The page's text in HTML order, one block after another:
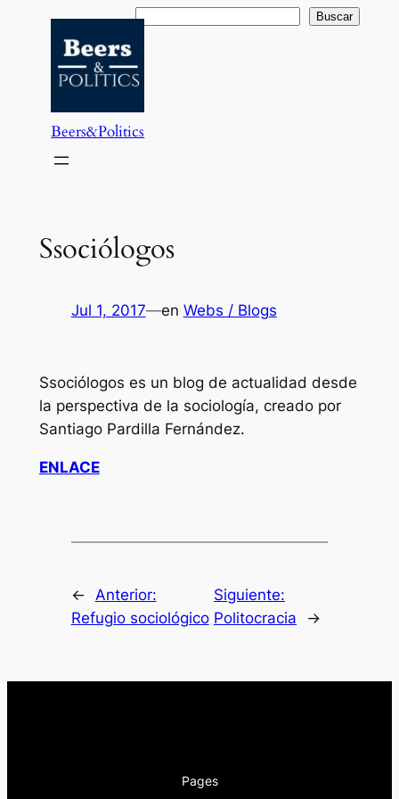
contenido
Buscar Buscar
Beers&Politics
Ssociólogos
Jul 1, 2017—en Webs / Blogs
Ssociólogos es un blog de actualidad desde
la perspectiva de la sociología, creado por
Santiago Pardilla Fernández.
ENLACE
← Anterior:
Refugio sociológico
Siguiente:
Politocracia
→
Pages